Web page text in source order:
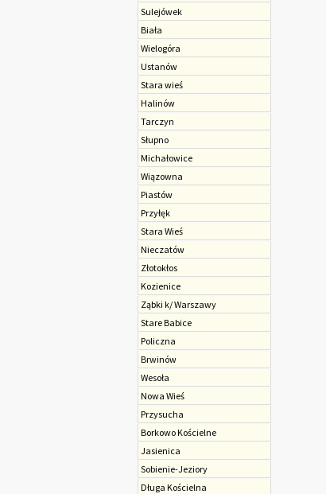
Sulejówek
Biała
Wielogóra
Ustanów
Stara wieś
Halinów
Tarczyn
Słupno
Michałowice
Wiązowna
Piastów
Przyłęk
Stara Wieś
Nieczatów
Złotokłos
Kozienice
Ząbki k/ Warszawy
Stare Babice
Policzna
Brwinów
Wesoła
Nowa Wieś
Przysucha
Borkowo Kościelne
Jasienica
Sobienie-Jeziory
Długa Kościelna